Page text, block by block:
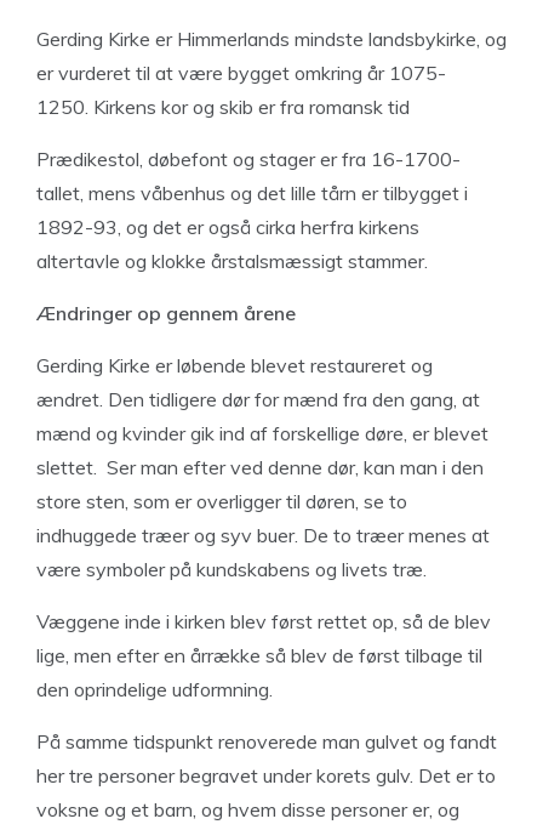
Gerding Kirke er Himmerlands mindste landsbykirke, og
er vurderet til at være bygget omkring år 1075-
1250. Kirkens kor og skib er fra romansk tid
Prædikestol, døbefont og stager er fra 16-1700-
tallet, mens våbenhus og det lille tårn er tilbygget i
1892-93, og det er også cirka herfra kirkens
altertavle og klokke årstalsmæssigt stammer.
Ændringer op gennem årene
Gerding Kirke er løbende blevet restaureret og
ændret. Den tidligere dør for mænd fra den gang, at
mænd og kvinder gik ind af forskellige døre, er blevet
slettet. Ser man efter ved denne dør, kan man i den
store sten, som er overligger til døren, se to
indhuggede træer og syv buer. De to træer menes at
være symboler på kundskabens og livets træ.
Væggene inde i kirken blev først rettet op, så de blev
lige, men efter en årrække så blev de først tilbage til
den oprindelige udformning.
På samme tidspunkt renoverede man gulvet og fandt
her tre personer begravet under korets gulv. Det er to
voksne og et barn, og hvem disse personer er, og